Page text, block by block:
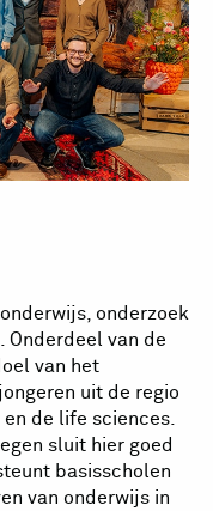
onderzoek
Onderdeel van de
van het
uit de regio
de life sciences.
sluit hier goed
basisscholen
van onderwijs in